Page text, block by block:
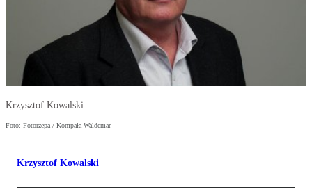
Krzysztof Kowalski
Foto: Fotorzepa / Kompała Waldemar
Krzysztof Kowalski